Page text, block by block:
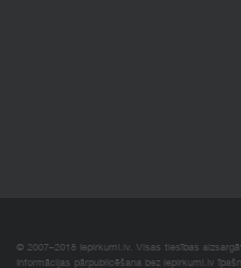
© 2007–2018 Iepirkumi.lv. Visas tiesības
Informācijas pārpublicēšana bez iepirkumi.lv